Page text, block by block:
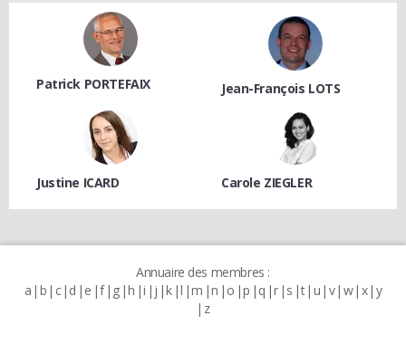
Patrick PORTEFAIX Jean-François LOTS
Justine ICARD Carole ZIEGLER
Annuaire des membres :
a b c d e f g h i j k l m n o p q r s t u v w x y
z